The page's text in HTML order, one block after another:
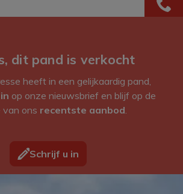
dit pand is verkocht
heeft in een gelijkaardig pand,
op onze nieuwsbrief en blijf op de
van ons recentste aanbod.
Schrijf u in